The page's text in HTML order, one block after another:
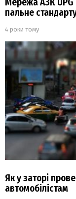
Мережа АЗК
пальне
4 роки тому
Як у заторі
автомобілістам